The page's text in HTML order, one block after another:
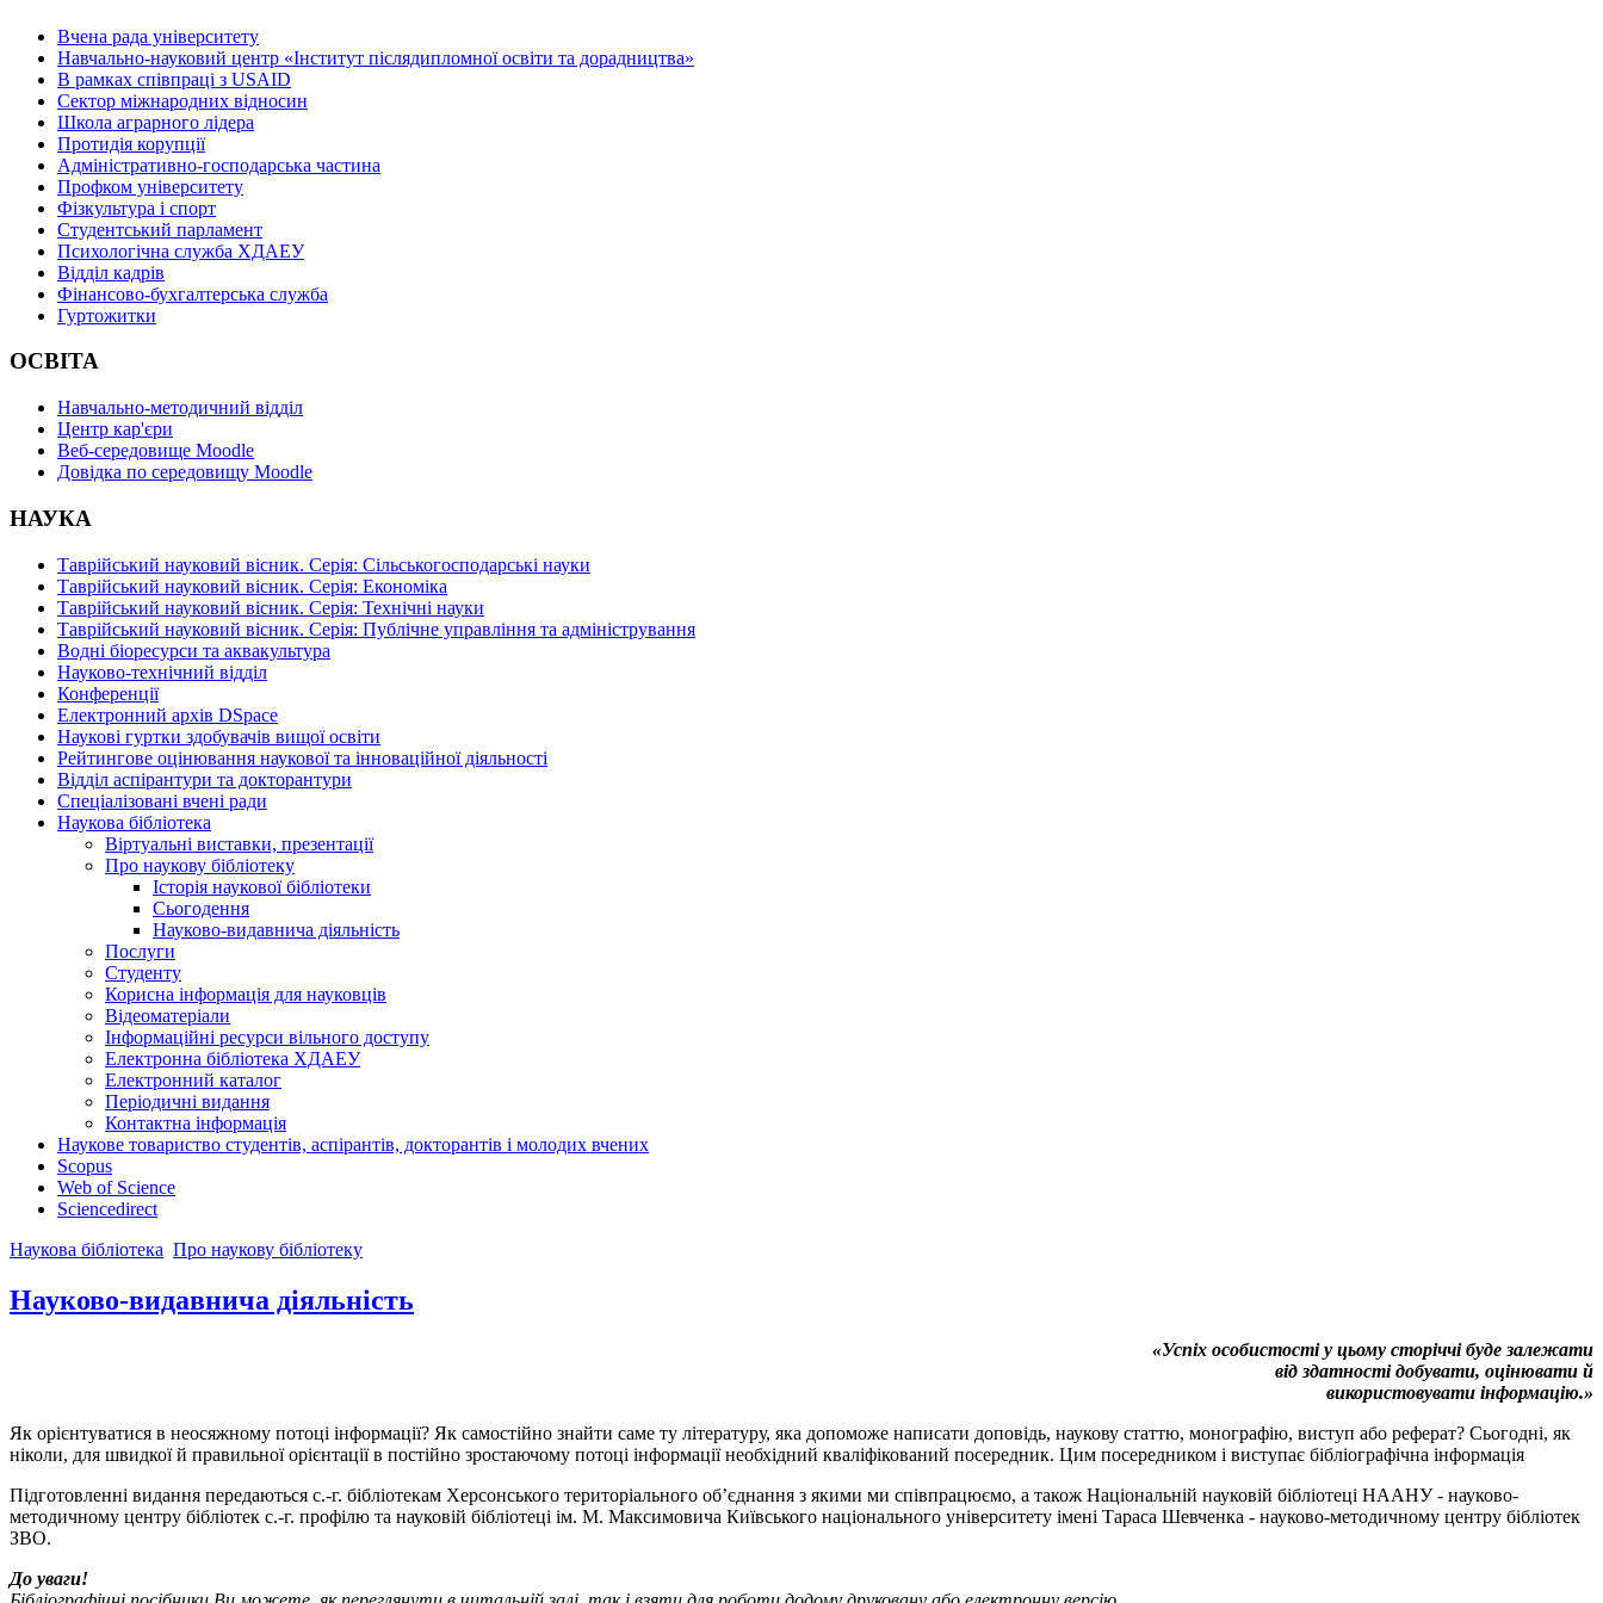
Вчена рада університету
Навчально-науковий центр «Інститут післядипломної освіти та дорадництва»
В рамках співпраці з USAID
Сектор міжнародних відносин
Школа аграрного лідера
Протидія корупції
Адміністративно-господарська частина
Профком університету
Фізкультура і спорт
Студентський парламент
Психологічна служба ХДАЕУ
Відділ кадрів
Фінансово-бухгалтерська служба
Гуртожитки
ОСВІТА
Навчально-методичний відділ
Центр кар'єри
Веб-середовище Moodle
Довідка по середовищу Moodle
НАУКА
Таврійський науковий вісник. Серія: Сільськогосподарські науки
Таврійський науковий вісник. Серія: Економіка
Таврійський науковий вісник. Серія: Технічні науки
Таврійський науковий вісник. Серія: Публічне управління та адміністрування
Водні біоресурси та аквакультура
Науково-технічний відділ
Конференції
Електронний архів DSpace
Наукові гуртки здобувачів вищої освіти
Рейтингове оцінювання наукової та інноваційної діяльності
Відділ аспірантури та докторантури
Спеціалізовані вчені ради
Наукова бібліотека
Віртуальні виставки, презентації
Про наукову бібліотеку
Історія наукової бібліотеки
Сьогодення
Науково-видавнича діяльність
Послуги
Студенту
Корисна інформація для науковців
Відеоматеріали
Інформаційні ресурси вільного доступу
Електронна бібліотека ХДАЕУ
Електронний каталог
Періодичні видання
Контактна інформація
Наукове товариство студентів, аспірантів, докторантів і молодих вчених
Scopus
Web of Science
Sciencedirect
Наукова бібліотека Про наукову бібліотеку
Науково-видавнича діяльність
«Успіх особистості у цьому сторіччі буде залежати
від здатності добувати, оцінювати й
використовувати інформацію.»
Як орієнтуватися в неосяжному потоці інформації? Як самостійно знайти саме ту літературу, яка допоможе написати доповідь, наукову статтю, монографію, виступ або реферат? Сьогодні, як
ніколи, для швидкої й правильної орієнтації в постійно зростаючому потоці інформації необхідний кваліфікований посередник. Цим посередником і виступає бібліографічна інформація
Підготовленні видання передаються с.-г. бібліотекам Херсонського територіального об’єднання з якими ми співпрацюємо, а також Національній науковій бібліотеці НААНУ - науково-
методичному центру бібліотек с.-г. профілю та науковій бібліотеці ім. М. Максимовича Київського національного університету імені Тараса Шевченка - науково-методичному центру бібліотек
ЗВО.
До уваги!